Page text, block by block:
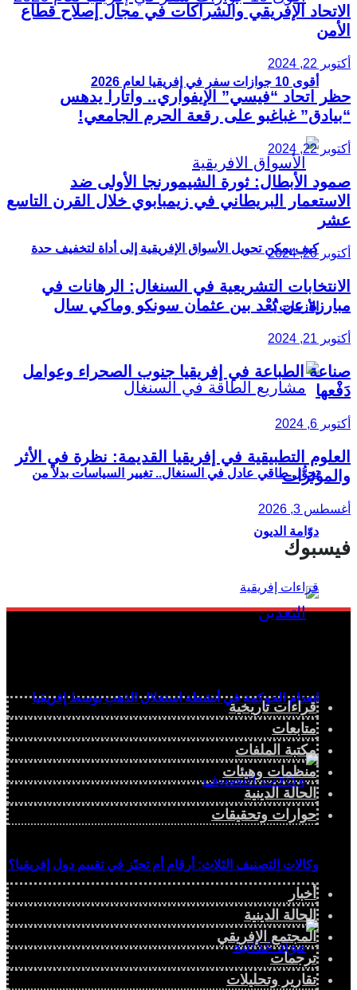
أقوى 10 جوازات سفر في إفريقيا لعام 2026
كيف يمكن تحويل الأسواق الإفريقية إلى أداة لتخفيف حدة
الأزمات؟
تحوُّل طاقي عادل في السنغال.. تغيير السياسات بدلاً من
دوّامة الديون
انعدام الحوكمة في أنشطة استغلال الذهب بوسط إفريقيا
وكالات التصنيف الثلاث: أرقام أم تحيّز في تقييم دول إفريقيا؟
الاتحاد الإفريقي والشراكات في مجال إصلاح قطاع
الأمن
أكتوبر 22, 2024
حظر اتحاد “فيسي” الإيفواري.. واتارا يدهس
“بيادق” غباغبو على رقعة الحرم الجامعي!
أكتوبر 22, 2024
صمود الأبطال: ثورة الشيمورنجا الأولى ضد
الاستعمار البريطاني في زيمبابوي خلال القرن التاسع
عشر
أكتوبر 20, 2024
الانتخابات التشريعية في السنغال: الرهانات في
مبارزة عن بُعْد بين عثمان سونكو وماكي سال
أكتوبر 21, 2024
صناعة الطباعة في إفريقيا جنوب الصحراء وعوامل
دَفْعها
أكتوبر 6, 2024
العلوم التطبيقية في إفريقيا القديمة: نظرة في الأثر
والمؤثرات
أغسطس 3, 2026
فيسبوك
قراءات تاريخية
متابعات
مكتبة الملفات
منظمات وهيئات
الحالة الدينية
حوارات وتحقيقات
أخبار
الحالة الدينية
المجتمع الإفريقي
ترجمات
تقارير وتحليلات